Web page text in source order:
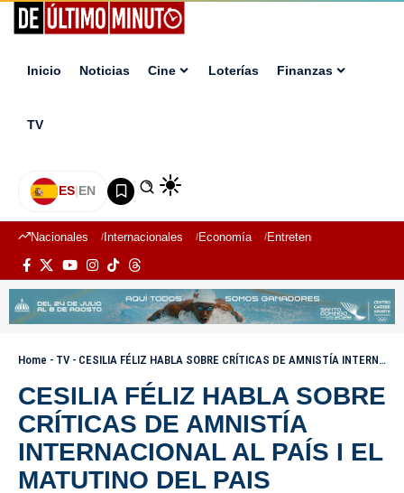
Inicio Noticias Cine Loterías Finanzas
TV
ES|EN
Nacionales Internacionales Economía Entretenimiento
Home - TV- CESILIA FÉLIZ HABLA SOBRE CRÍTICAS DE AMNISTÍA INTERNACIONAL AL PAÍS I EL MATUTINO DEL PAIS
CESILIA FÉLIZ HABLA SOBRE
CRÍTICAS DE AMNISTÍA
INTERNACIONAL AL PAÍS I EL
MATUTINO DEL PAIS